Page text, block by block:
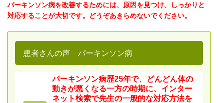
パーキンソン病を改善するためには、原因を見つけ、しっかりと
対応することが大切です。どうぞあきらめないでください。
患者さんの声 パーキンソン病
パーキンソン病歴25年で、どんどん体の
動きが悪くなる一方の時期に、インター
ネット検索で先生の一般的な対応方法を